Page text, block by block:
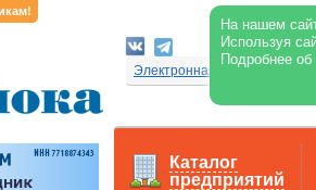
На нашем
Используя
Подробнее
Электронная версия
Каталог
предприятий